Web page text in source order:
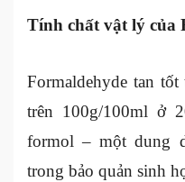
Tính chất vật lý của
Formaldehyde tan
trên 100g/100ml ở
formol – một dung
trong bảo quản sinh